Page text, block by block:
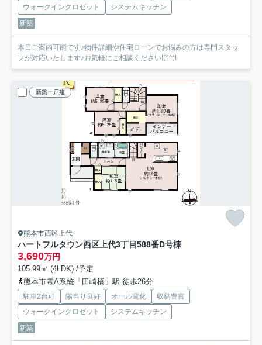
ウォークインクロゼット
システムキッチン
新築
本日ご案内可能です♪物件詳細や住宅ローンでお悩みの方は専門スタッ
フが対応いたします♪お気軽にご相談ください!(^^)!
新築一戸建
熊本市西区上代
ハートフルタウン西区上代3丁目588番D号棟
3,690万円
105.99㎡ (4LDK) /予定
熊本市電A系統「田崎橋」駅 徒歩26分
駐車2台可 陽当り良好 オール電化
収納豊富
ウォークインクロゼット
システムキッチン
新築